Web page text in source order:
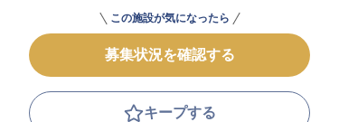
この施設が気になったら
募集状況を確認する
キープする